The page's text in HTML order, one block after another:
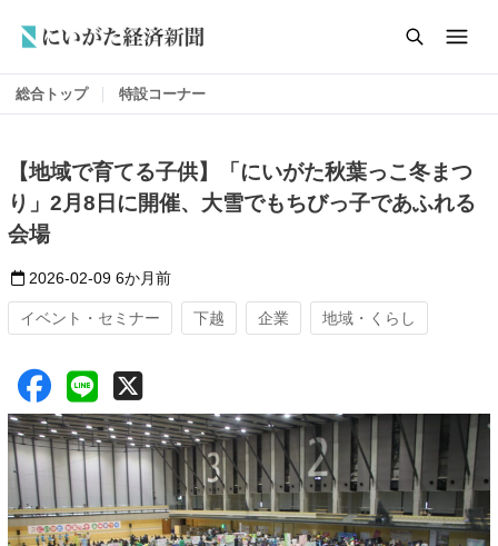
総合トップ 特設コーナー
【地域で育てる子供】「にいがた秋葉っこ冬まつ
り」2月8日に開催、大雪でもちびっ子であふれる
会場
2026-02-09 6か月前
イベント・セミナー 下越 企業 地域・くらし